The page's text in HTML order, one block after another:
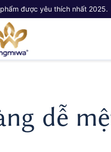
được yêu thích nhất 2025.
dễ